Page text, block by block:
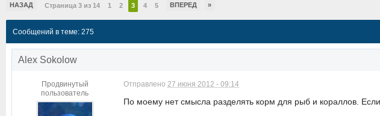
НАЗАД Страница 3 из 14 1 2 3 4 5 ВПЕРЕД »
Сообщений в теме: 275
Alex Sokolow
Продвинутый
пользователь
Отправлено 27 июня 2012 - 09:14
По моему нет смысла разделять корм для рыб и кораллов.